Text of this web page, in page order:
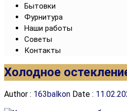
Бытовки
Фурнитура
Наши работы
Советы
Контакты
Холодное
Author : 163balkon Date :